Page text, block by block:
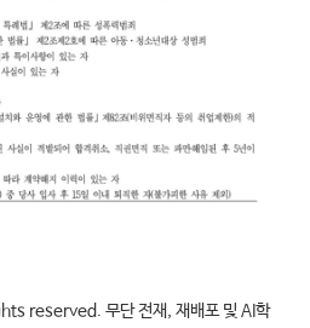
reserved. 무단 전재, 재배포 및 AI학